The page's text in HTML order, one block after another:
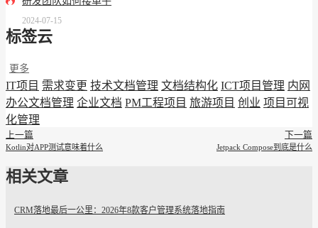
2024-07-15
标签云
更多
IT项目 需求变更 技术文档管理 文档结构化 ICT项目管理 内网
办公文档管理 企业文档 PM工程项目 旅游项目 创业 项目可视
化管理
上一篇
Kotlin对APP测试意味着什么
下一篇
Jetpack Compose到底是什么
相关文章
CRM落地最后一公里：2026年8款客户管理系统落地指南